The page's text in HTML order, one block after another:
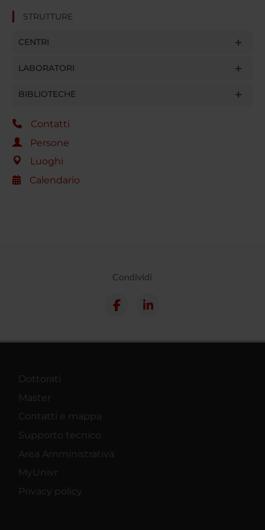
STRUTTURE
CENTRI
LABORATORI
BIBLIOTECHE
Contatti
Persone
Luoghi
Calendario
Condividi
Dottorati
Master
Contatti e mappa
Supporto tecnico
Area Amministrativa
MyUnivr
Privacy policy